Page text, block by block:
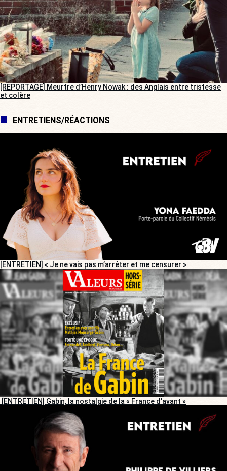
[REPORTAGE] Meurtre d’Henry Nowak : des Anglais entre tristesse
et colère
ENTRETIENS/RÉACTIONS
[ENTRETIEN] « Je ne vais pas m’arrêter et me censurer »
[ENTRETIEN] Gabin, la nostalgie de la « France d’avant »